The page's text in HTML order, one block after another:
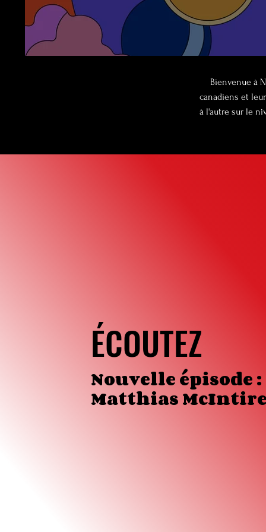
Bienvenue à
canadiens et
à l'autre sur le
ÉCOUTEZ
Nouvelle épisode :
Matthias